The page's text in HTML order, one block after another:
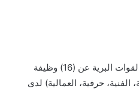
تعلن الإدارة الهندسية والأشغال بالقوات البرية عن (16) وظيفة
حرفية، العمالية) لدى